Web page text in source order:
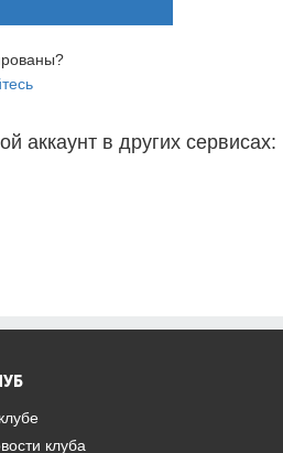
аккаунт в других сервисах:
клуба